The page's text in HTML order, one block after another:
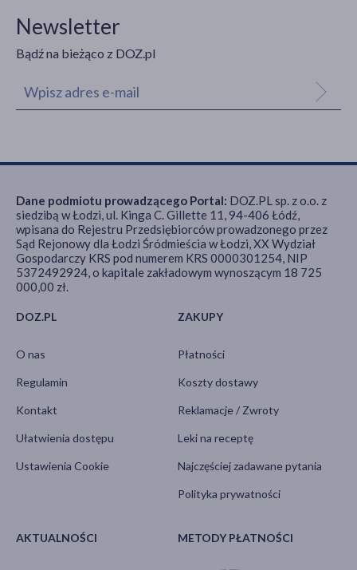
Newsletter
Bądź na bieżąco z DOZ.pl
DOZ.PL
O nas
Regulamin
Kontakt
Ułatwienia dostępu
Ustawienia Cookie
ZAKUPY
Płatności
Koszty dostawy
Reklamacje / Zwroty
Leki na receptę
Najczęściej zadawane pytania
Polityka prywatności
AKTUALNOŚCI METODY PŁATNOŚCI
Dane podmiotu prowadzącego Portal: DOZ.PL sp. z o.o. z
siedzibą w Łodzi, ul. Kinga C. Gillette 11, 94-406 Łódź,
wpisana do Rejestru Przedsiębiorców prowadzonego przez
Sąd Rejonowy dla Łodzi Śródmieścia w Łodzi, XX Wydział
Gospodarczy KRS pod numerem KRS 0000301254, NIP
5372492924, o kapitale zakładowym wynoszącym 18 725
000,00 zł.